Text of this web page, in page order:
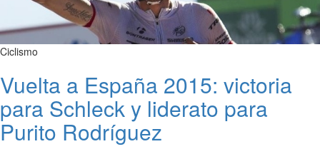
Ciclismo
Vuelta a España 2015: victoria
para Schleck y liderato para
Purito Rodríguez